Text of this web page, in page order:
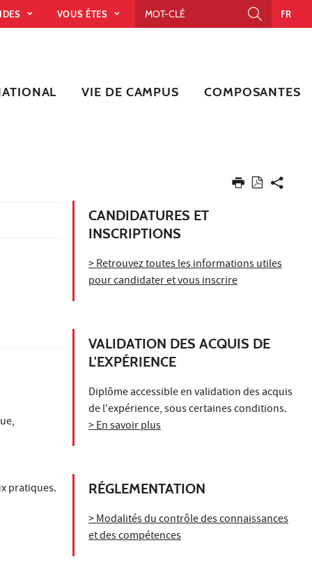
VOUS ÊTES FR
VIE DE CAMPUS COMPOSANTES
pratiques.
CANDIDATURES ET
INSCRIPTIONS
> Retrouvez toutes les informations utiles
pour candidater et vous inscrire
VALIDATION DES ACQUIS DE
L'EXPÉRIENCE
Diplôme accessible en validation des acquis
de l'expérience, sous certaines conditions.
> En savoir plus
RÉGLEMENTATION
> Modalités du contrôle des connaissances
et des compétences